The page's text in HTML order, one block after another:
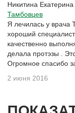
Никитина
Тамбовцев
Я лечилась у врача
хороший
качественно
делала протэзы .
Огромное спасибо
2 июня 2016